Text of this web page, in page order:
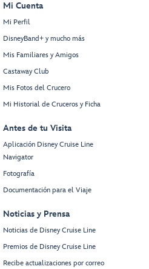
Mi Cuenta
Mi Perfil
DisneyBand+ y mucho más
Mis Familiares y Amigos
Castaway Club
Mis Fotos del Crucero
Mi Historial de Cruceros y Ficha
Antes de tu Visita
Aplicación Disney Cruise Line
Navigator
Fotografía
Documentación para el Viaje
Noticias y Prensa
Noticias de Disney Cruise Line
Premios de Disney Cruise Line
Recibe actualizaciones por correo